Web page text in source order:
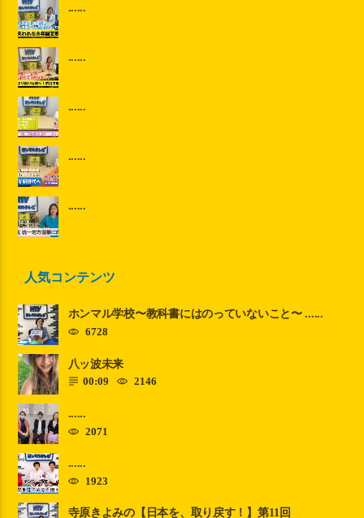
......
......
......
......
......
人気コンテンツ
ホンマル学校〜教科書にはのっていないこと〜 ......
6728
八ッ波未来
00:09
2146
......
2071
......
1923
寺原きよみの【日本を、取り戻す！】第11回